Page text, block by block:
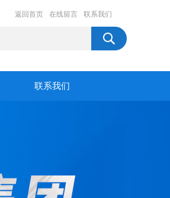
返回首页 在线留言 联系我们
联系我们